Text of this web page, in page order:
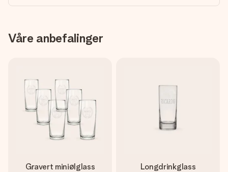
Våre anbefalinger
Gravert miniølglass Longdrinkglass